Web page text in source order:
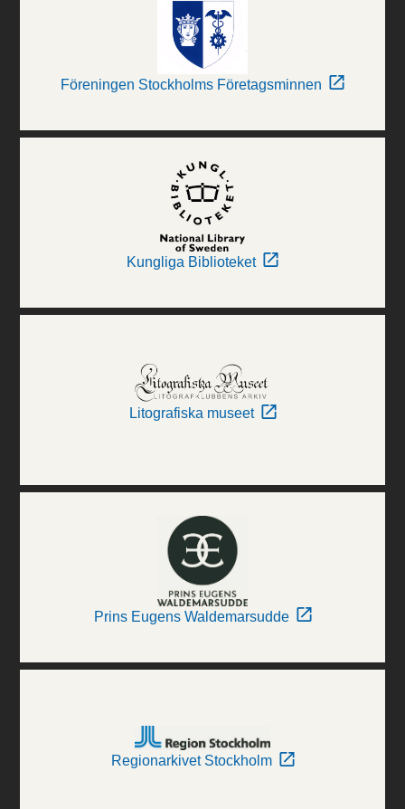
Föreningen Stockholms Företagsminnen
Kungliga Biblioteket
Litografiska museet
Prins Eugens Waldemarsudde
Regionarkivet Stockholm